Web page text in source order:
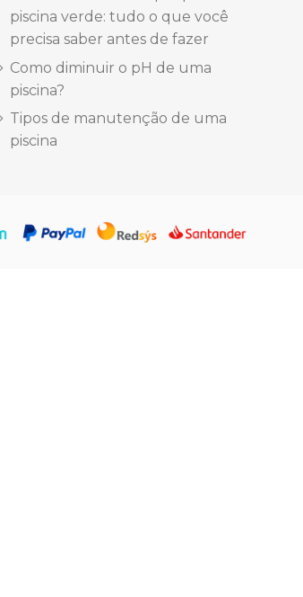
piscina verde: tudo o que você
precisa saber antes de fazer
Como diminuir o pH de uma
piscina?
Tipos de manutenção de uma
piscina